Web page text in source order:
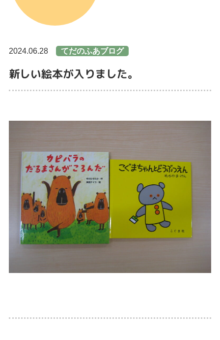
2024.06.28 てだのふあブログ
新しい絵本が入りました。